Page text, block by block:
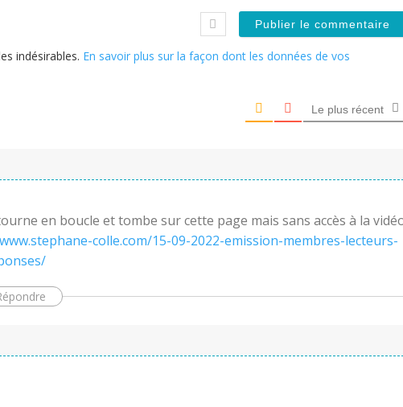
indésirables. En savoir plus sur la façon dont les données de vos
Le plus récent
en boucle et tombe sur cette page mais sans accès à la
colle.com/15-09-2022-emission-membres-lecteurs-